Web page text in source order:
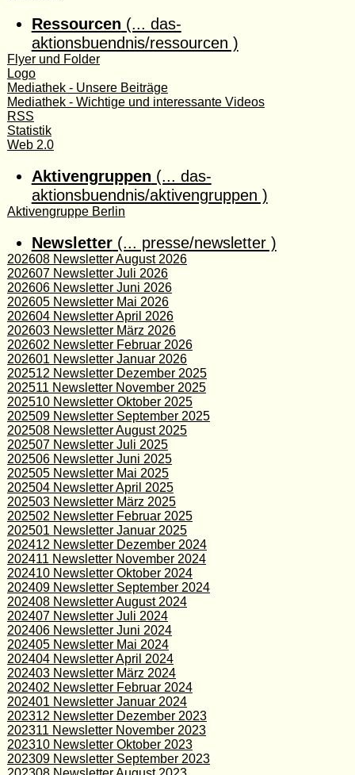
Ressourcen (... das-
aktionsbuendnis/ressourcen )
Flyer und Folder
Logo
Mediathek - Unsere Beiträge
Mediathek - Wichtige und interessante Videos
RSS
Statistik
Web 2.0
Aktivengruppen (... das-
aktionsbuendnis/aktivengruppen )
Aktivengruppe Berlin
Newsletter(... presse/newsletter )
202608 Newsletter August 2026
202607 Newsletter Juli 2026
202606 Newsletter Juni 2026
202605 Newsletter Mai 2026
202604 Newsletter April 2026
202603 Newsletter März 2026
202602 Newsletter Februar 2026
202601 Newsletter Januar 2026
202512 Newsletter Dezember 2025
202511 Newsletter November 2025
202510 Newsletter Oktober 2025
202509 Newsletter September 2025
202508 Newsletter August 2025
202507 Newsletter Juli 2025
202506 Newsletter Juni 2025
202505 Newsletter Mai 2025
202504 Newsletter April 2025
202503 Newsletter März 2025
202502 Newsletter Februar 2025
202501 Newsletter Januar 2025
202412 Newsletter Dezember 2024
202411 Newsletter November 2024
202410 Newsletter Oktober 2024
202409 Newsletter September 2024
202408 Newsletter August 2024
202407 Newsletter Juli 2024
202406 Newsletter Juni 2024
202405 Newsletter Mai 2024
202404 Newsletter April 2024
202403 Newsletter März 2024
202402 Newsletter Februar 2024
202401 Newsletter Januar 2024
202312 Newsletter Dezember 2023
202311 Newsletter November 2023
202310 Newsletter Oktober 2023
202309 Newsletter September 2023